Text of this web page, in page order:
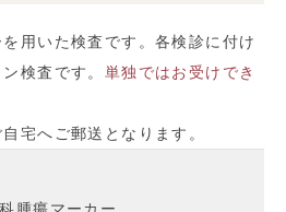
用いた検査です。各検診に付け
検査です。 単独ではお受けでき
宅へご郵送となります。